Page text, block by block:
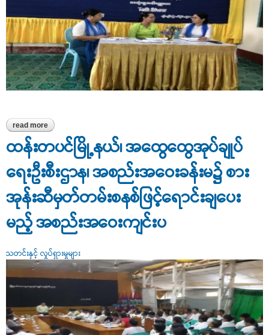
read more about စားသုံးသူအသိပညာပေး သိကြောင်းစရာ talk show ဆွေးနွေးပွဲ
ကျင်းပ
ထန်းတပင်မြို့နယ်၊ အထွေထွေအုပ်ချုပ်
ရေးဦးစီးဌာန၊ အစည်းအဝေးခန်းမ၌ စား
အုန်းဆီမှတ်တမ်းစနစ်ဖြင့်ရောင်းချပေး
မည့် အစည်းအဝေးကျင်းပ
သတင်းနှင့် လှုပ်ရှားမှုများ